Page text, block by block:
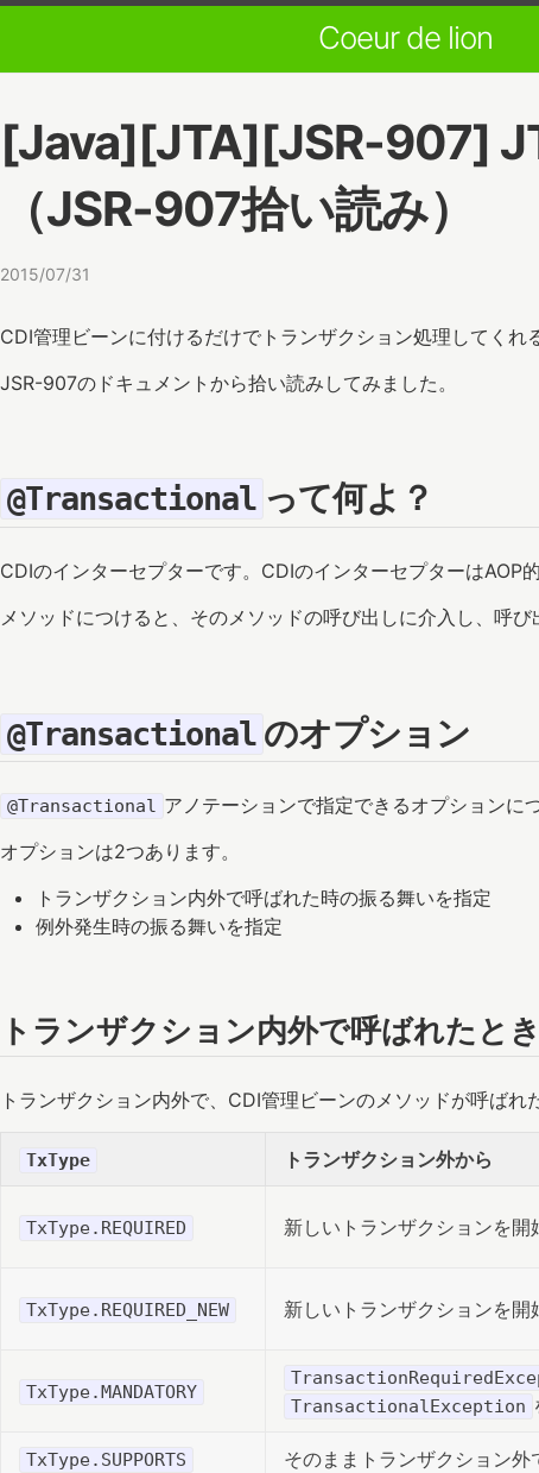
Coeur de lion
[Java][JTA][JSR-907]
（JSR-907拾い読み）
2015/07/31
CDI管理ビーンに付けるだけでトランザクション処理してくれ
JSR-907のドキュメントから拾い読みしてみました。
@Transactional って何よ？
CDIのインターセプターです。CDIのインターセプターはAOP
メソッドにつけると、そのメソッドの呼び出しに介入し、呼
@Transactional のオプション
@Transactional アノテーションで指定できるオプションに
オプションは2つあります。
トランザクション内外で呼ばれた時の振る舞いを指定
例外発生時の振る舞いを指定
トランザクション内外で呼ばれたと
トランザクション内外で、CDI管理ビーンのメソッドが呼ばれ
TxType トランザクション外から
TxType.REQUIRED 新しいトランザクションを開
TxType.REQUIRED_NEW 新しいトランザクションを開
TxType.MANDATORY
TransactionalException
TxType.SUPPORTS そのままトランザクション外